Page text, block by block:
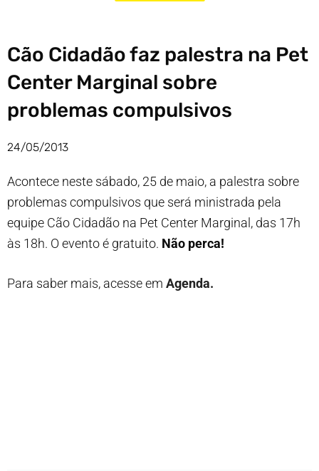
Cão Cidadão faz palestra na Pet
Center Marginal sobre
problemas compulsivos
24/05/2013
Acontece neste sábado, 25 de maio, a palestra sobre
problemas compulsivos que será ministrada pela
equipe Cão Cidadão na Pet Center Marginal, das 17h
às 18h. O evento é gratuito. Não perca!
Para saber mais, acesse em Agenda.